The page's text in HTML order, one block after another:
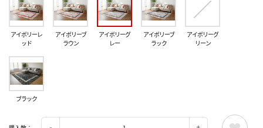
アイボリーレ
ッド
アイボリーブ
ラウン
アイボリーグ
レー
アイボリーブ
ラック
アイボリーグ
リーン
ブラック